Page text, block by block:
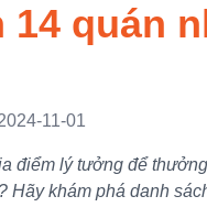
14 quán
11-01
điểm lý tưởng để
Hãy khám phá danh